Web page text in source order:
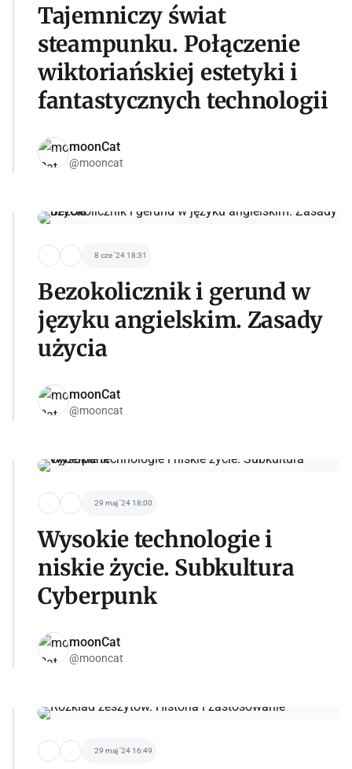
Tajemniczy świat
steampunku. Połączenie
wiktoriańskiej estetyki i
fantastycznych technologii
moonCat
@mooncat
8 cze '24 18:31
Bezokolicznik i gerund w
języku angielskim. Zasady
użycia
moonCat
@mooncat
29 maj '24 18:00
Wysokie technologie i
niskie życie. Subkultura
Cyberpunk
moonCat
@mooncat
29 maj '24 16:49